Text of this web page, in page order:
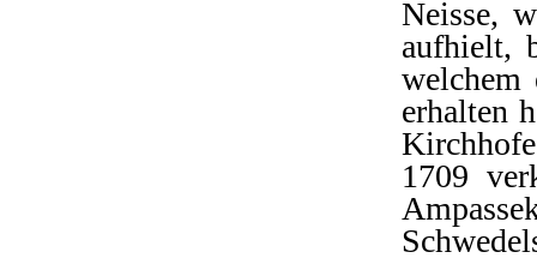
Neisse,
aufhielt,
welchem
erhalten
1709